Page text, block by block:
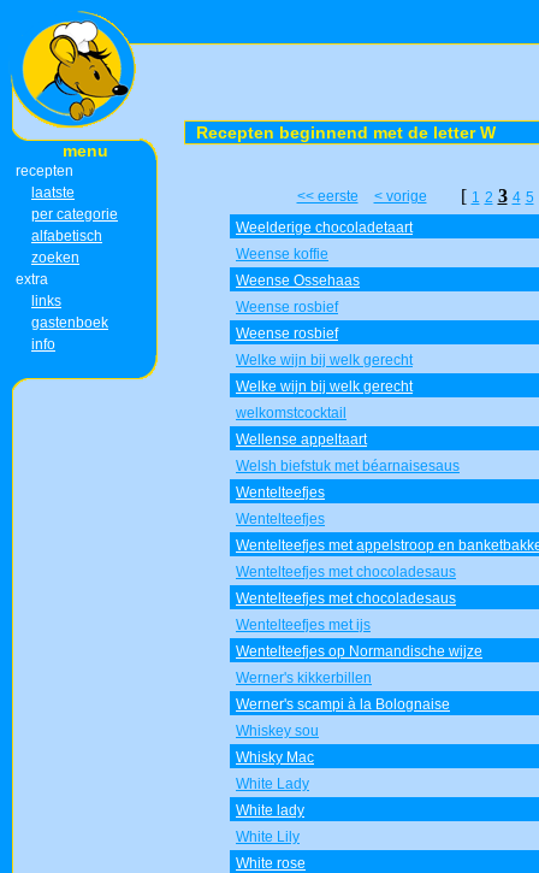
menu
recepten
laatste
per categorie
alfabetisch
zoeken
extra
links
gastenboek
info
Recepten beginnend met de letter W
<< eerste < vorige [ 1 2 3 4 5
Weelderige chocoladetaart
Weense koffie
Weense Ossehaas
Weense rosbief
Weense rosbief
Welke wijn bij welk gerecht
Welke wijn bij welk gerecht
welkomstcocktail
Wellense appeltaart
Welsh biefstuk met béarnaisesaus
Wentelteefjes
Wentelteefjes
Wentelteefjes met appelstroop en
Wentelteefjes met chocoladesaus
Wentelteefjes met chocoladesaus
Wentelteefjes met ijs
Wentelteefjes op Normandische wijze
Werner's kikkerbillen
Werner's scampi à la Bolognaise
Whiskey sou
Whisky Mac
White Lady
White lady
White Lily
White rose